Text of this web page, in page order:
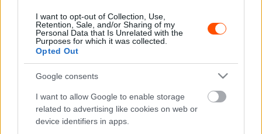
I want to opt-out of Collection, Use,
Retention, Sale, and/or Sharing of my
Personal Data that Is Unrelated with the
Purposes for which it was collected.
Opted Out
Google consents
I want to allow Google to enable storage
related to advertising like cookies on web or
device identifiers in apps.
– Menj be és tegyél bele egy kis tejet, próbáld ki. Nem
fogod megbánni. (Tanítok neki valamit – mondja a
kamerának.)
Kimathi fanyalgó arccal jön vissza:
– Mit csináltál? Mennyi tejet tettél bele?
– Hát mennyi tejet kellett volna beletennem?
– Csak tejet raktál bele?
– Persze, azt mondtad, hogy tegyek bele tejet.